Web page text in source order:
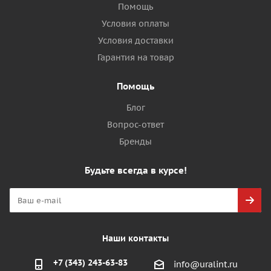
Помощь
Условия оплаты
Условия доставки
Гарантия на товар
Помощь
Блог
Вопрос-ответ
Бренды
Будьте всегда в курсе!
Наши контакты
+7 (343) 243-63-83 info@uralint.ru